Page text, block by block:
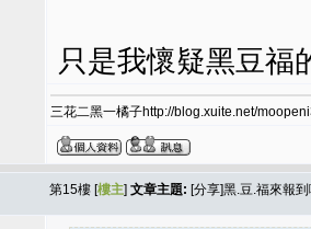
只是我懷疑黑豆福
三花二黑一橘子http://blog.xuite.net/
第15樓 [樓主] 文章主題: [分享]黑.豆.福來報